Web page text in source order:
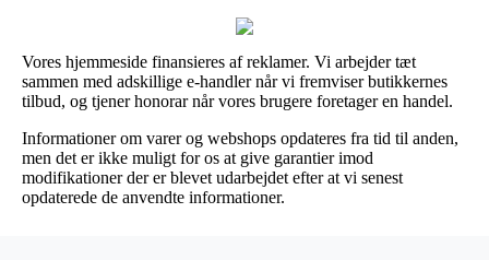
Vores hjemmeside finansieres af reklamer. Vi arbejder tæt
sammen med adskillige e-handler når vi fremviser butikkernes
tilbud, og tjener honorar når vores brugere foretager en handel.
Informationer om varer og webshops opdateres fra tid til anden,
men det er ikke muligt for os at give garantier imod
modifikationer der er blevet udarbejdet efter at vi senest
opdaterede de anvendte informationer.